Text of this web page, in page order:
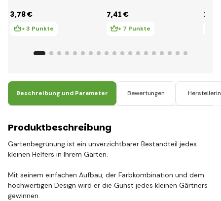
3,78 €
+ 3 Punkte
7,41 €
+ 7 Punkte
15
Beschreibung und Parameter Bewertungen
Produktbeschreibung
Gartenbegrünung ist ein unverzichtbarer Bestandteil jedes
kleinen Helfers in Ihrem Garten.
Mit seinem einfachen Aufbau, der Farbkombination und dem
hochwertigen Design wird er die Gunst jedes kleinen Gärtners
gewinnen.